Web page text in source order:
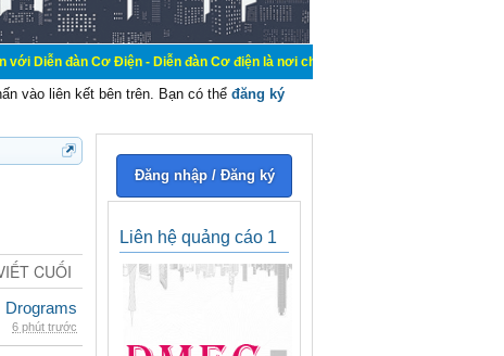
Cơ Điện - Diễn đàn Cơ điện là nơi chia sẽ kiến thức kinh nghiệm trong lãnh
vào liên kết bên trên. Bạn có thể đăng ký
CUỐI
Drograms
6 phút trước
Đăng nhập / Đăng ký
Liên hệ quảng cáo 1